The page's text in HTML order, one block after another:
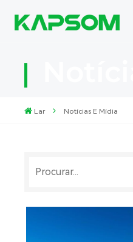
Lar Notícias E Mídia